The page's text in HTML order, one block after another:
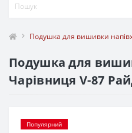
Подушка для вишивки
Подушка для
Чарівниця V-87
Популярний